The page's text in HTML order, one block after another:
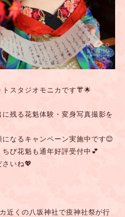
スタジオモニカです👘🌟
残る花魁体験・変身写真撮影を
なるキャンペーン実施中です😊
び花魁も通年好評受付中💕
いね💖
近くの八坂神社で疫神社祭が行